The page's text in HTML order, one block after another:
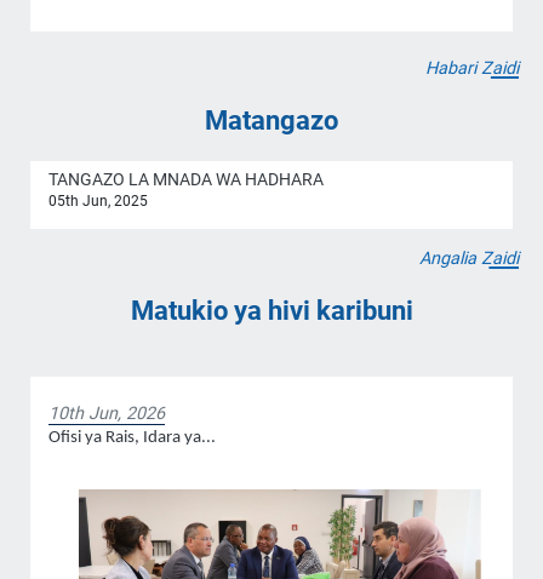
Habari Zaidi
Matangazo
TANGAZO LA MNADA WA HADHARA
05th Jun, 2025
Angalia Zaidi
Matukio ya hivi karibuni
10th Jun, 2026
Ofisi ya Rais, Idara ya...